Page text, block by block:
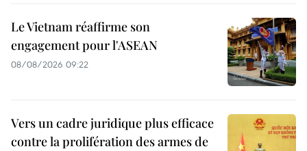
Le Vietnam réaffirme son
engagement pour l'ASEAN
08/08/2026 09:22
Vers un cadre juridique plus efficace
contre la prolifération des armes de